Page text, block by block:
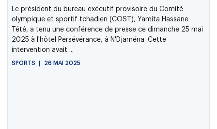
Le président du bureau exécutif provisoire du Comité
olympique et sportif tchadien (COST), Yamita Hassane
Tété, a tenu une conférence de presse ce dimanche 25 mai
2025 à l'hôtel Persévérance, à N'Djaména. Cette
intervention avait ...
SPORTS 26 MAI 2025